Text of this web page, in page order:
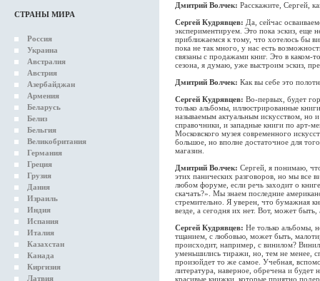
СТРАНЫ МИРА
Россия
Украина
Австралия
Австрия
Азербайджан
Армения
Беларусь
Белиз
Бельгия
Великобритания
Германия
Греция
Грузия
Дания
Израиль
Индия
Испания
Италия
Казахстан
Канада
Киргизия
Латвия
Дмитрий Волчек: Расскажите, Сергей,
Сергей Кудрявцев: Да, сейчас
экспериментируем. Это пока эскиз, еще
приближаемся к тому, что хотелось бы
пока не так много, у нас есть
связаны с продажами книг. Это в каком-
сезона, я думаю, уже выстроим эскиз,
Дмитрий Волчек: Как вы себе это
Сергей Кудрявцев: Во-первых, будет
только альбомы, иллюстрированные
называемым актуальным искусством, но
справочники, и западные книги по арт-
Московского музея современного
большое, но вполне достаточное для
магазин.
Дмитрий Волчек: Сергей, я понимаю,
этих панических разговоров, но мы все
любом форуме, если речь заходит о
скачать?». Мы знаем последние
стремительно. Я уверен, что бумажная
везде, а сегодня их нет. Вот, может
Сергей Кудрявцев: Не только альбомы,
тщанием, с любовью, может быть,
происходит, например, с винилом?
уменьшились тиражи, но, тем не менее,
произойдет то же самое. Учебная,
литература, наверное, обречена и
красивые книжки, которые приятно